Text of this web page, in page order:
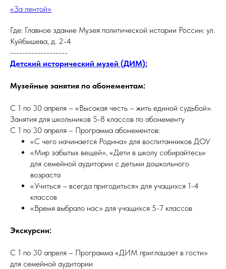
«За лентой»
Где: Главное здание Музея политической истории России: ул.
Куйбышева, д. 2-4
-------------------
Детский исторический музей (ДИМ):
Музейные занятия по абонементам:
С 1 по 30 апреля – «Высокая честь – жить единой судьбой».
Занятия для школьников 5-8 классов по абонементу
С 1 по 30 апреля – Программа абонементов:
«С чего начинается Родина» для воспитанников ДОУ
«Мир забытых вещей», «Дети в школу собирайтесь»
для семейной аудитории с детьми дошкольного
возраста
«Учиться – всегда пригодиться» для учащихся 1-4
классов
«Время выбрало нас» для учащихся 5-7 классов
Экскурсии:
С 1 по 30 апреля – Программа «ДИМ приглашает в гости»
для семейной аудитории